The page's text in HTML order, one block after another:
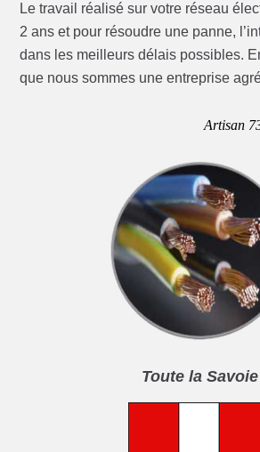
Le travail réalisé sur votre réseau
2 ans et pour résoudre une panne,
dans les meilleurs délais possibles.
que nous sommes une entreprise
Artisan
Toute la Savoie